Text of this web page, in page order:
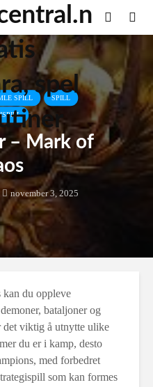
SPILL SPILL
– Mark of
november 3, 2025
du oppleve
bataljoner og
det viktig å utnytte ulike
du er i kamp, desto
med forbedret
som kan formes